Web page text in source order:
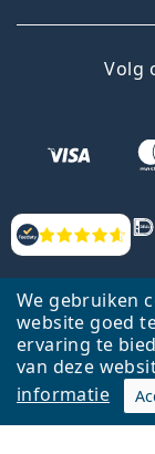
We gebruiken
website goed
ervaring te
van deze
informatie
Beoordelingen
Volg
Terug
Lentiamo.nl is